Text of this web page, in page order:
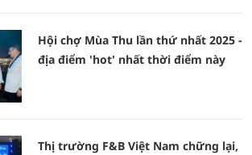
Hội chợ Mùa Thu lần thứ nhất 2025 -
địa điểm 'hot' nhất thời điểm này
Thị trường F&B Việt Nam chững lại,